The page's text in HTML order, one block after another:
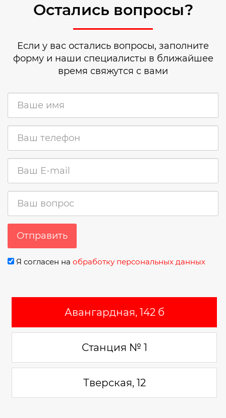
Остались вопросы?
Если у вас остались вопросы, заполните
форму и наши специалисты в ближайшее
время свяжутся с вами
Отправить
Я согласен на обработку персональных данных
Авангардная, 142 б
Станция № 1
Тверская, 12